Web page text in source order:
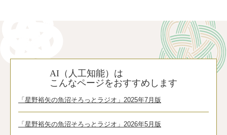
AI（人工知能）は
こんなページをおすすめします
「星野裕矢の魚沼そろっとラジオ」2025年7月版
「星野裕矢の魚沼そろっとラジオ」2026年5月版